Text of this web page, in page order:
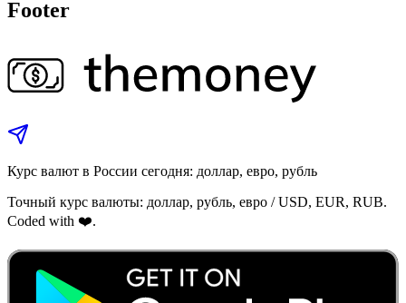
Footer
Курс валют в России сегодня: доллар, евро, рубль
Точный курс валюты: доллар, рубль, евро / USD, EUR, RUB.
Coded with ❤️.